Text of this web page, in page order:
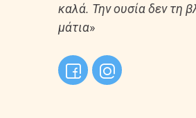
καλά. Την ουσία δεν τη
μάτια»